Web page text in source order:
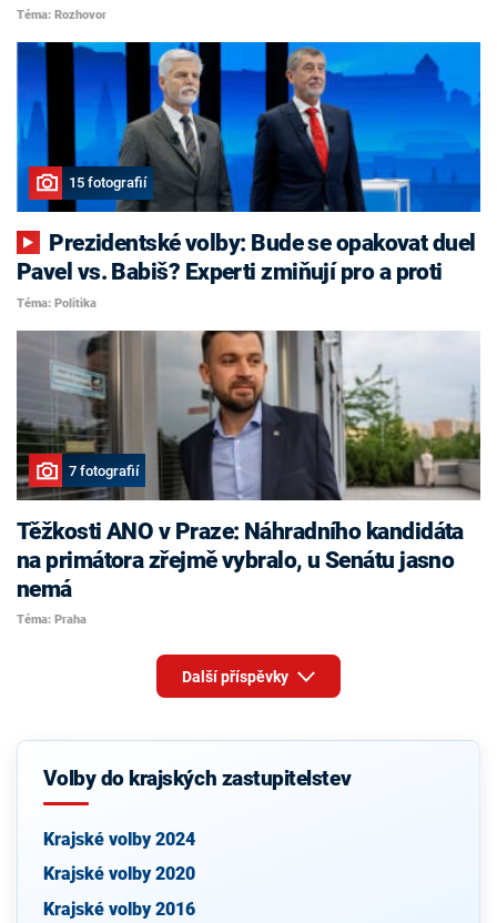
Téma: Rozhovor
15 fotografií
Pavel vs. Babiš? Experti zmiňují pro a proti
Téma: Politika
7 fotografií
Těžkosti ANO v Praze: Náhradního kandidáta
na primátora zřejmě vybralo, u Senátu jasno
nemá
Téma: Praha
Další příspěvky
Volby do krajských zastupitelstev
Krajské volby 2024
Krajské volby 2020
Krajské volby 2016